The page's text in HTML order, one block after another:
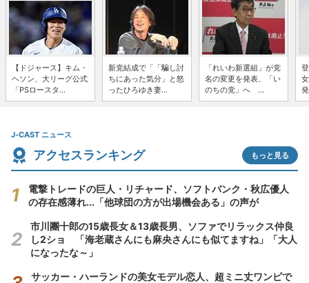
【ドジャース】キム・
ヘソン、大リーグ公式
「PSロースタ...
新党結成で「「騙し討
ちにあった気分」と怒
ったひろゆき妻...
「れいわ新選組」が党
名の変更を発表、「い
のちの党」へ ...
J-CAST ニュース
アクセスランキング もっと見る
電撃トレードの巨人・リチャード、ソフトバンク・秋広優人
の存在感薄れ...「他球団の方が出場機会ある」の声が
市川團十郎の15歳長女＆13歳長男、ソファでリラックス仲良
し2ショ 「海老蔵さんにも麻央さんにも似てますね」「大人
になったな～」
サッカー・ハーランドの美女モデル恋人、超ミニ丈ワンピで